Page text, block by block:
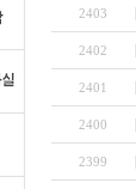
2403
2402
2401
2400
2399